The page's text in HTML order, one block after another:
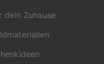
dein Zuhause